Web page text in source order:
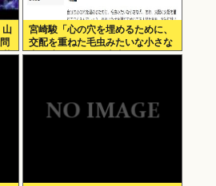
山
華
宮崎駿「心の穴を埋めるために、
交配を重ねた毛虫みたいな小さな
犬を連れてる人、本当に醜い」←